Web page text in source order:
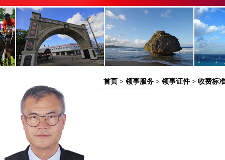
首页 > 领事服务 > 领事证件> 收费标